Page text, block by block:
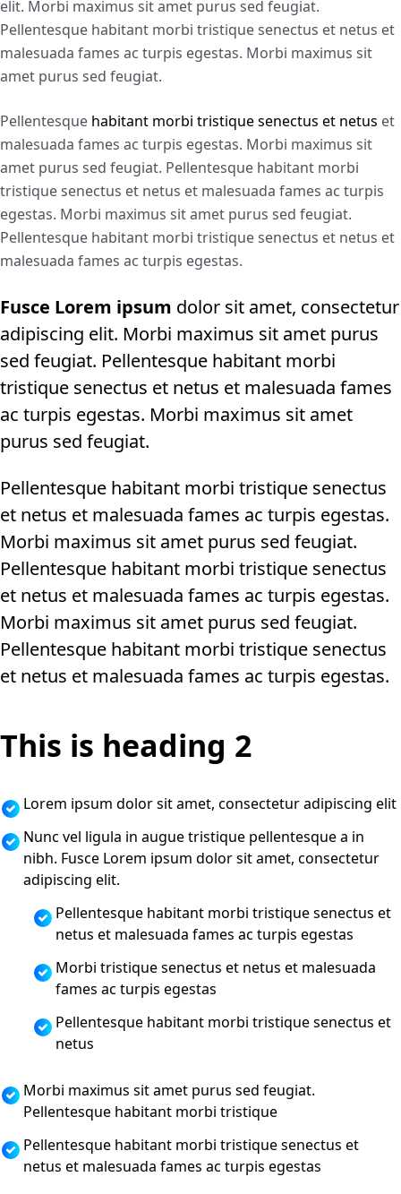
elit. Morbi maximus sit amet purus sed feugiat.
Pellentesque habitant morbi tristique senectus et netus et
malesuada fames ac turpis egestas. Morbi maximus sit
amet purus sed feugiat.
Pellentesque habitant morbi tristique senectus et netus et
malesuada fames ac turpis egestas. Morbi maximus sit
amet purus sed feugiat. Pellentesque habitant morbi
tristique senectus et netus et malesuada fames ac turpis
egestas. Morbi maximus sit amet purus sed feugiat.
Pellentesque habitant morbi tristique senectus et netus et
malesuada fames ac turpis egestas.
Fusce Lorem ipsum dolor sit amet, consectetur
adipiscing elit. Morbi maximus sit amet purus
sed feugiat. Pellentesque habitant morbi
tristique senectus et netus et malesuada fames
ac turpis egestas. Morbi maximus sit amet
purus sed feugiat.
Pellentesque habitant morbi tristique senectus
et netus et malesuada fames ac turpis egestas.
Morbi maximus sit amet purus sed feugiat.
Pellentesque habitant morbi tristique senectus
et netus et malesuada fames ac turpis egestas.
Morbi maximus sit amet purus sed feugiat.
Pellentesque habitant morbi tristique senectus
et netus et malesuada fames ac turpis egestas.
This is heading 2
Lorem ipsum dolor sit amet, consectetur adipiscing elit
Nunc vel ligula in augue tristique pellentesque a in
nibh. Fusce Lorem ipsum dolor sit amet, consectetur
adipiscing elit.
Pellentesque habitant morbi tristique senectus et
netus et malesuada fames ac turpis egestas
Morbi tristique senectus et netus et malesuada
fames ac turpis egestas
Pellentesque habitant morbi tristique senectus et
netus
Morbi maximus sit amet purus sed feugiat.
Pellentesque habitant morbi tristique
Pellentesque habitant morbi tristique senectus et
netus et malesuada fames ac turpis egestas